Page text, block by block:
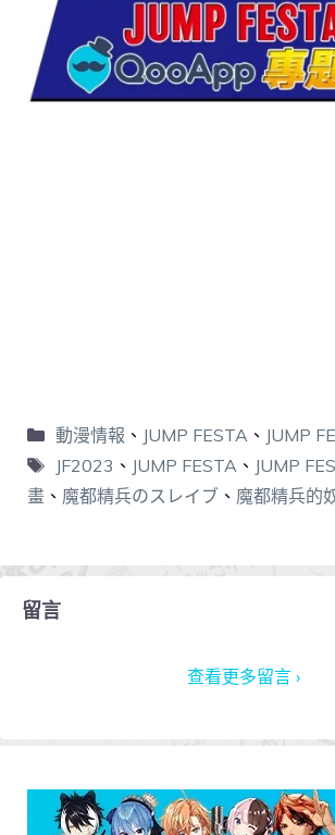
動漫情報 、 JUMP FESTA、 JUMP
JF2023 、 JUMP FESTA、 JUMP
畫 、 魔都精兵のスレイブ 、 魔都精兵的
留言
查看更多留言 ›